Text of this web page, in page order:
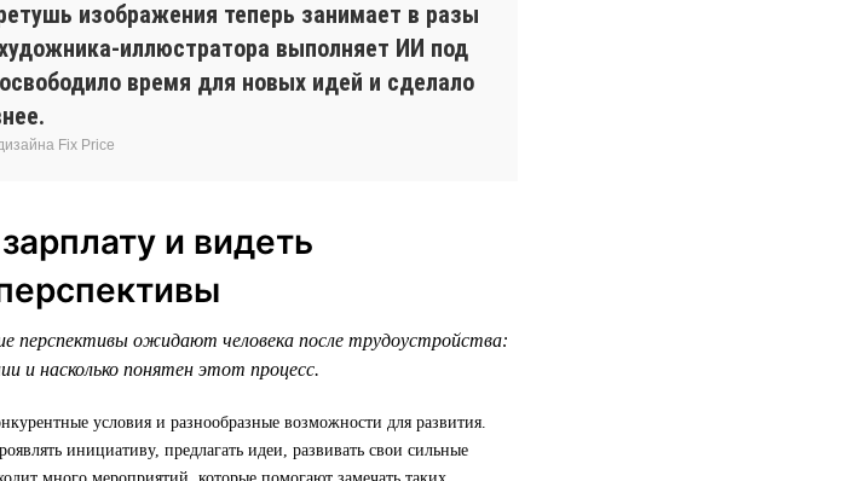
изображения теперь занимает в разы
иллюстратора выполняет ИИ под
время для новых идей и сделало
Fix Price
и видеть
перспективы ожидают человека после трудоустройства:
и насколько понятен этот процесс.
условия и разнообразные возможности для развития.
инициативу, предлагать идеи, развивать свои сильные
много мероприятий, которые помогают замечать таких